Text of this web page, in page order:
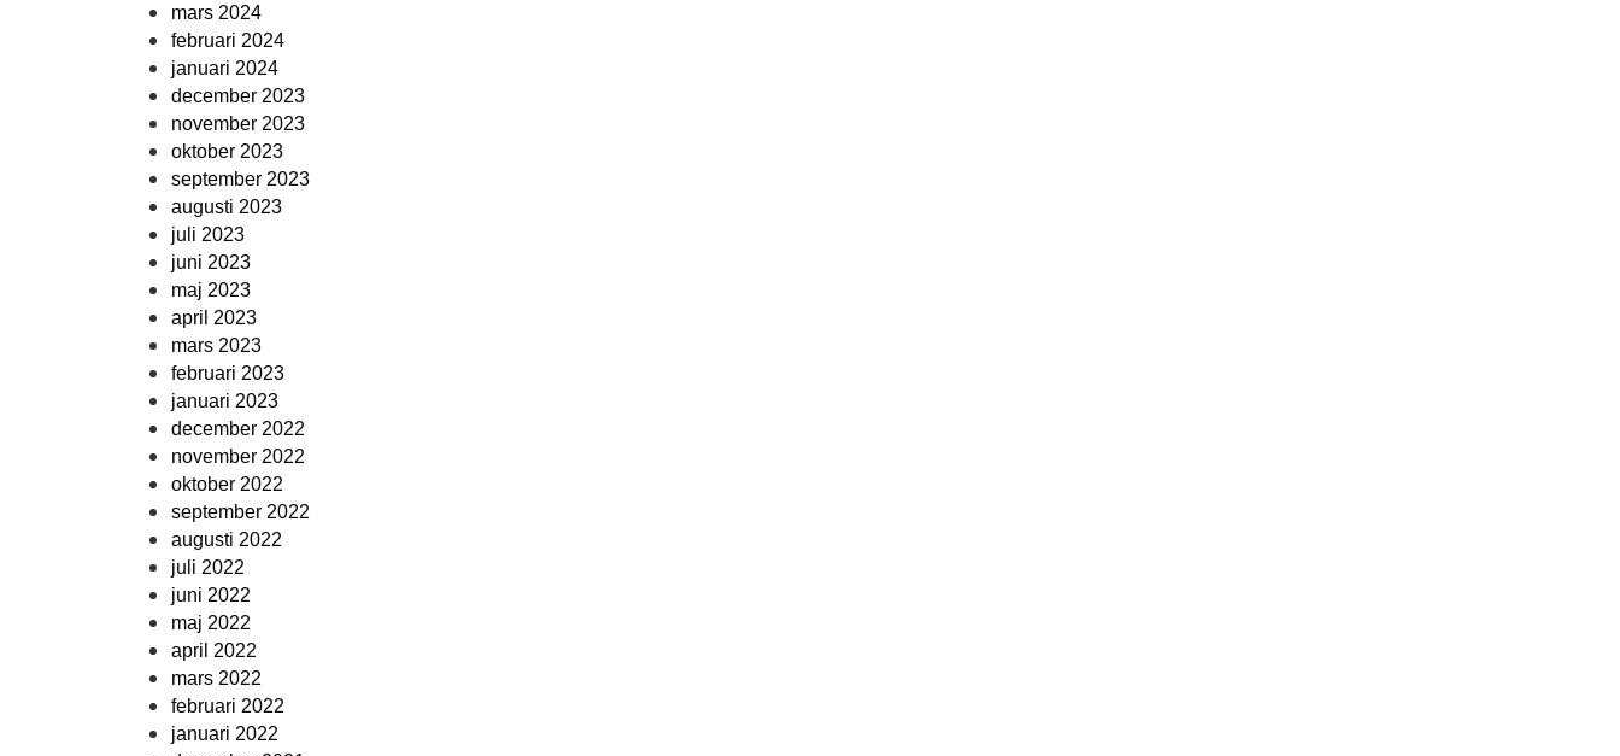
mars 2024
februari 2024
januari 2024
december 2023
november 2023
oktober 2023
september 2023
augusti 2023
juli 2023
juni 2023
maj 2023
april 2023
mars 2023
februari 2023
januari 2023
december 2022
november 2022
oktober 2022
september 2022
augusti 2022
juli 2022
juni 2022
maj 2022
april 2022
mars 2022
februari 2022
januari 2022